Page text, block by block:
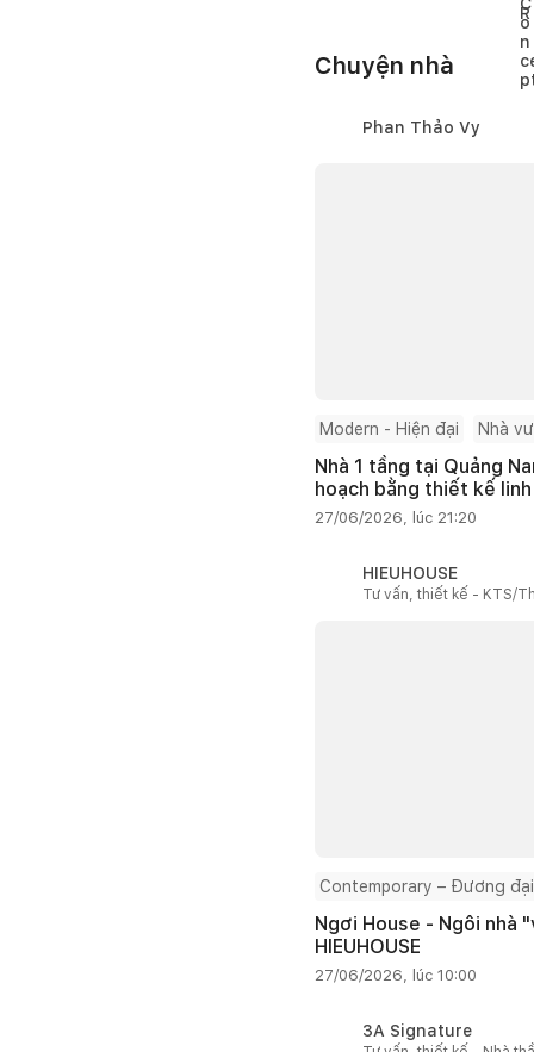
Chuyện nhà
Phan Thảo Vy
Modern - Hiện đại Nhà
Nhà 1 tầng tại Quảng
hoạch bằng thiết kế
27/06/2026, lúc 21:20
HIEUHOUSE
Tư vấn, thiết kế - KTS/
Contemporary – Đương đại
Ngơi House - Ngôi
HIEUHOUSE
27/06/2026, lúc 10:00
3A Signature